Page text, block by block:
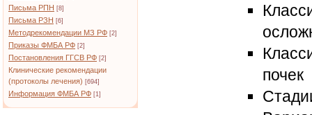
Письма РПН [8]
Письма РЗН [6]
Методрекомендации МЗ РФ [2]
Приказы ФМБА РФ [2]
Постановления ГГСВ РФ [2]
Клинические рекомендации
(протоколы лечения) [694]
Информация ФМБА РФ [1]
почек